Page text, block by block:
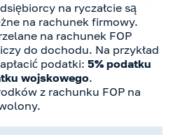
na ryczałcie są
na rachunek firmowy.
na rachunek FOP
do dochodu. Na przykład
podatki: 5% podatku
wojskowego.
z rachunku FOP na